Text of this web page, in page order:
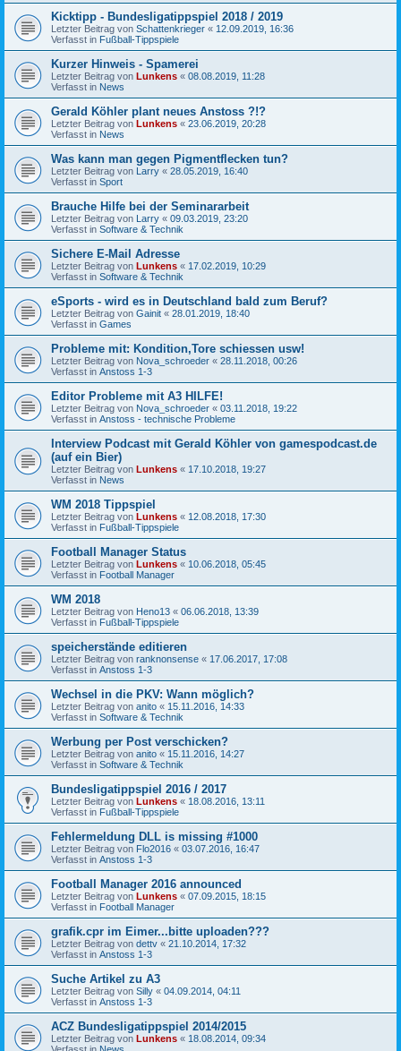
Kicktipp - Bundesligatippspiel 2018 / 2019
Letzter Beitrag von Schattenkrieger « 12.09.2019, 16:36
Verfasst in Fußball-Tippspiele
Kurzer Hinweis - Spamerei
Letzter Beitrag von Lunkens « 08.08.2019, 11:28
Verfasst in News
Gerald Köhler plant neues Anstoss ?!?
Letzter Beitrag von Lunkens « 23.06.2019, 20:28
Verfasst in News
Was kann man gegen Pigmentflecken tun?
Letzter Beitrag von Larry « 28.05.2019, 16:40
Verfasst in Sport
Brauche Hilfe bei der Seminararbeit
Letzter Beitrag von Larry « 09.03.2019, 23:20
Verfasst in Software & Technik
Sichere E-Mail Adresse
Letzter Beitrag von Lunkens « 17.02.2019, 10:29
Verfasst in Software & Technik
eSports - wird es in Deutschland bald zum Beruf?
Letzter Beitrag von Gainit « 28.01.2019, 18:40
Verfasst in Games
Probleme mit: Kondition,Tore schiessen usw!
Letzter Beitrag von Nova_schroeder « 28.11.2018, 00:26
Verfasst in Anstoss 1-3
Editor Probleme mit A3 HILFE!
Letzter Beitrag von Nova_schroeder « 03.11.2018, 19:22
Verfasst in Anstoss - technische Probleme
Interview Podcast mit Gerald Köhler von gamespodcast.de
(auf ein Bier)
Letzter Beitrag von Lunkens « 17.10.2018, 19:27
Verfasst in News
WM 2018 Tippspiel
Letzter Beitrag von Lunkens « 12.08.2018, 17:30
Verfasst in Fußball-Tippspiele
Football Manager Status
Letzter Beitrag von Lunkens « 10.06.2018, 05:45
Verfasst in Football Manager
WM 2018
Letzter Beitrag von Heno13 « 06.06.2018, 13:39
Verfasst in Fußball-Tippspiele
speicherstände editieren
Letzter Beitrag von ranknonsense « 17.06.2017, 17:08
Verfasst in Anstoss 1-3
Wechsel in die PKV: Wann möglich?
Letzter Beitrag von anito « 15.11.2016, 14:33
Verfasst in Software & Technik
Werbung per Post verschicken?
Letzter Beitrag von anito « 15.11.2016, 14:27
Verfasst in Software & Technik
Bundesligatippspiel 2016 / 2017
Letzter Beitrag von Lunkens « 18.08.2016, 13:11
Verfasst in Fußball-Tippspiele
Fehlermeldung DLL is missing #1000
Letzter Beitrag von Flo2016 « 03.07.2016, 16:47
Verfasst in Anstoss 1-3
Football Manager 2016 announced
Letzter Beitrag von Lunkens « 07.09.2015, 18:15
Verfasst in Football Manager
grafik.cpr im Eimer...bitte uploaden???
Letzter Beitrag von dettv « 21.10.2014, 17:32
Verfasst in Anstoss 1-3
Suche Artikel zu A3
Letzter Beitrag von Silly « 04.09.2014, 04:11
Verfasst in Anstoss 1-3
ACZ Bundesligatippspiel 2014/2015
Letzter Beitrag von Lunkens « 18.08.2014, 09:34
Verfasst in News